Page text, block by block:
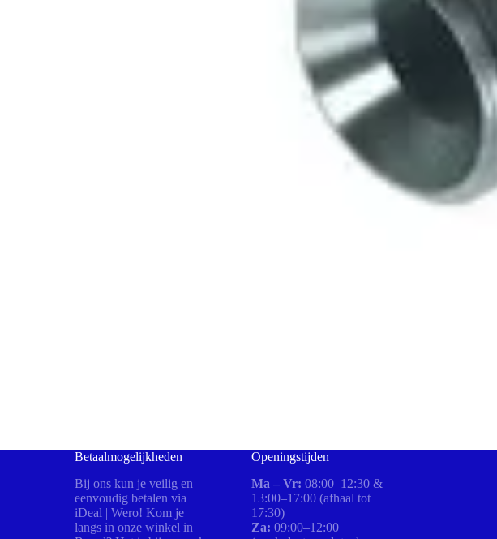
Betaalmogelijkheden
Bij ons kun je veilig en
eenvoudig betalen via
iDeal | Wero! Kom je
langs in onze winkel in
Openingstijden
Ma – Vr: 08:00–12:30 &
13:00–17:00 (afhaal tot
17:30)
Za: 09:00–12:00